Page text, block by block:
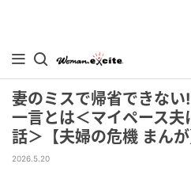
妻のミスで帰省できな
一言とは＜マイペース
話＞【夫婦の危機 まんが
2026.5.20